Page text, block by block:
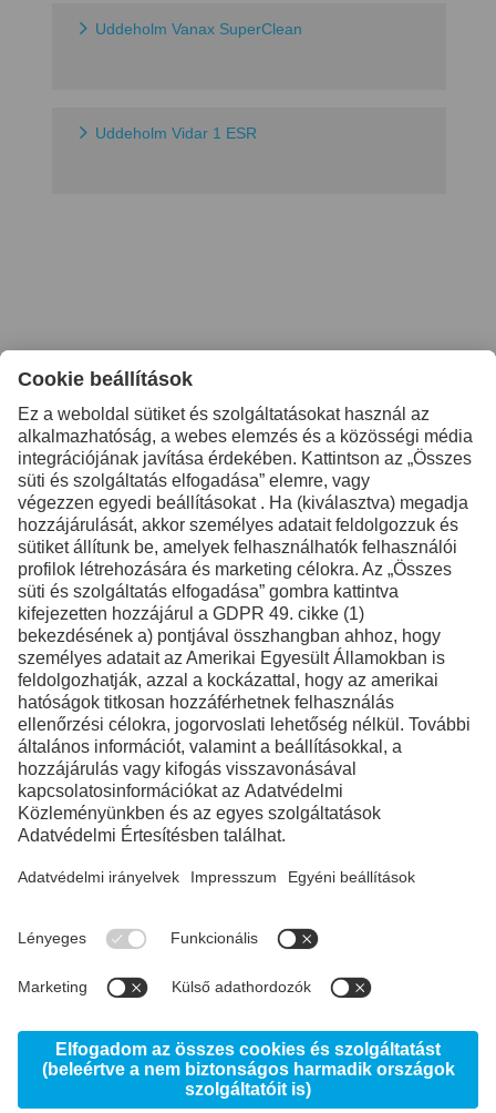
Uddeholm Vanax SuperClean
Uddeholm Vidar 1 ESR
További információkért
lépjen kapcsolatba velünk
Kapcsolat
Facebook
Instagram
LinkedIn
YouTube